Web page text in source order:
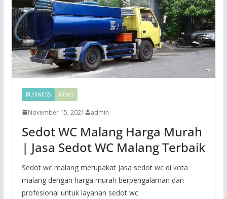
BUSINESS NEWS
November 15, 2021 admin
Sedot WC Malang Harga Murah
| Jasa Sedot WC Malang Terbaik
Sedot wc malang merupakat jasa sedot wc di kota
malang dengan harga murah berpengalaman dan
profesional untuk layanan sedot wc